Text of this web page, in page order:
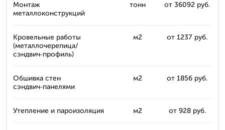
Монтаж
металлоконструкций
тонн от 36092 руб.
Кровельные работы
(металлочерепица/
сэндвич‑профиль)
м2 от 1237 руб.
Обшивка стен
сэндвич‑панелями
м2 от 1856 руб.
Утепление и пароизоляция м2 от 928 руб.